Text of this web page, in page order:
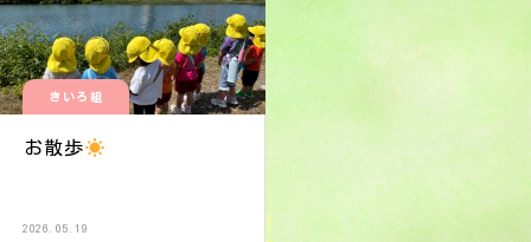
きいろ組
お散歩
2026.05.19